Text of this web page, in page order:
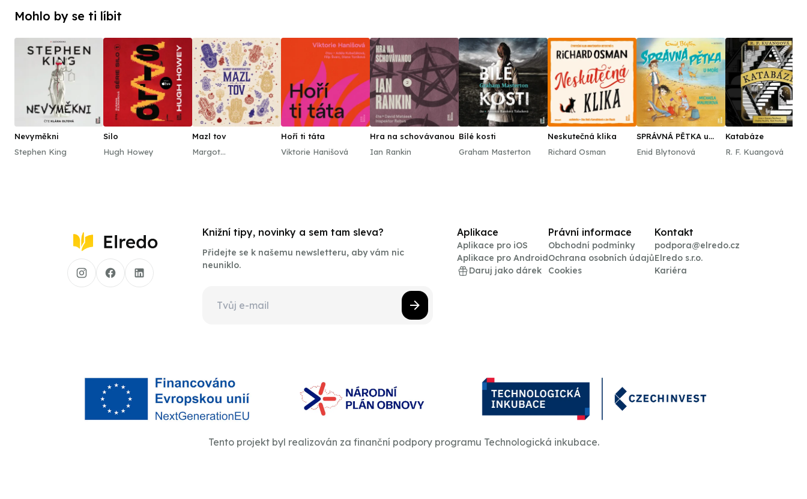
Mohlo by se ti líbit
Nevyměkni
Stephen King
Silo
Hugh Howey
Mazl tov
Margot
Hoří ti táta
Viktorie Hanišová
Hra na schovávanou
Ian Rankin
Bílé kosti
Graham Masterton
Neskutečná klika
Richard Osman
SPRÁVNÁ PĚTKA u
Enid Blytonová
Katabáze
R. F. Kuangová
Knižní tipy, novinky a sem tam sleva?
Přidejte se k našemu newsletteru, aby vám nic
neuniklo.
Aplikace
Aplikace pro iOS
Aplikace pro Android
Daruj jako dárek
Právní informace
Obchodní podmínky
Ochrana osobních údajů
Cookies
Kontakt
podpora@elredo.cz
Elredo s.r.o.
Kariéra
Tento projekt byl realizován za finanční podpory programu Technologická inkubace.